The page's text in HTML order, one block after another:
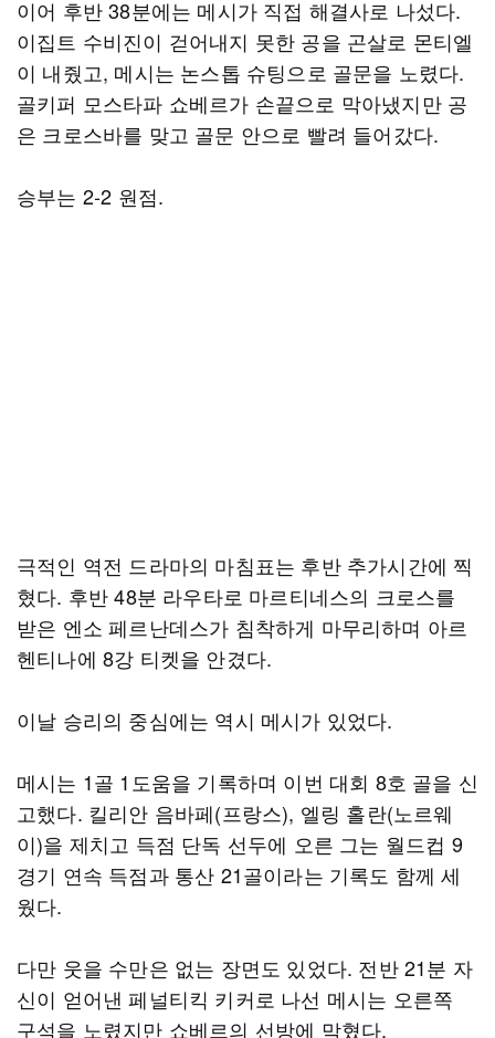
이어 후반 38분에는 메시가 직접 해결사로 나섰다.
이집트 수비진이 걷어내지 못한 공을 곤살로 몬티엘
이 내줬고, 메시는 논스톱 슈팅으로 골문을 노렸다.
골키퍼 모스타파 쇼베르가 손끝으로 막아냈지만 공
은 크로스바를 맞고 골문 안으로 빨려 들어갔다.
승부는 2-2 원점.
극적인 역전 드라마의 마침표는 후반 추가시간에 찍
혔다. 후반 48분 라우타로 마르티네스의 크로스를
받은 엔소 페르난데스가 침착하게 마무리하며 아르
헨티나에 8강 티켓을 안겼다.
이날 승리의 중심에는 역시 메시가 있었다.
메시는 1골 1도움을 기록하며 이번 대회 8호 골을 신
고했다. 킬리안 음바페(프랑스), 엘링 홀란(노르웨
이)을 제치고 득점 단독 선두에 오른 그는 월드컵 9
경기 연속 득점과 통산 21골이라는 기록도 함께 세
웠다.
다만 웃을 수만은 없는 장면도 있었다. 전반 21분 자
신이 얻어낸 페널티킥 키커로 나선 메시는 오른쪽
구석을 노렸지만 쇼베르의 선방에 막혔다.